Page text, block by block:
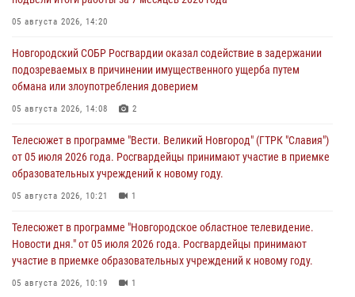
05 августа 2026, 14:20
Новгородский СОБР Росгвардии оказал содействие в задержании
подозреваемых в причинении имущественного ущерба путем
обмана или злоупотребления доверием
05 августа 2026, 14:08 2
Телесюжет в программе "Вести. Великий Новгород" (ГТРК "Славия")
от 05 июля 2026 года. Росгвардейцы принимают участие в приемке
образовательных учреждений к новому году.
05 августа 2026, 10:21 1
Телесюжет в программе "Новгородское областное телевидение.
Новости дня." от 05 июля 2026 года. Росгвардейцы принимают
участие в приемке образовательных учреждений к новому году.
05 августа 2026, 10:19 1